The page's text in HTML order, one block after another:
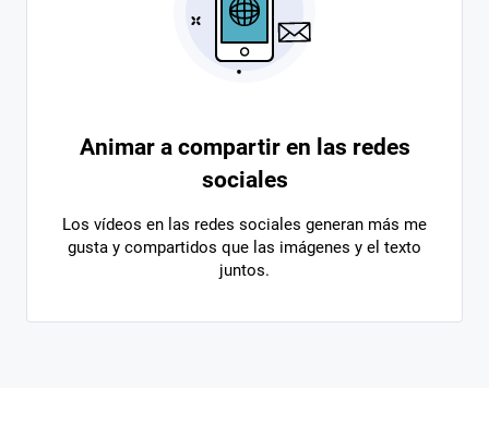
Animar a compartir en las redes
sociales
Los vídeos en las redes sociales generan más me
gusta y compartidos que las imágenes y el texto
juntos.